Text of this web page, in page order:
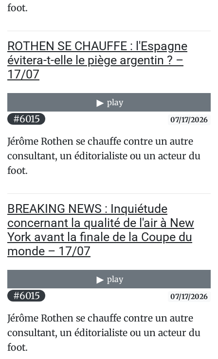
foot.
ROTHEN SE CHAUFFE : l'Espagne
évitera-t-elle le piège argentin ? –
17/07
play
#6015 07/17/2026
Jérôme Rothen se chauffe contre un autre
consultant, un éditorialiste ou un acteur du
foot.
BREAKING NEWS : Inquiétude
concernant la qualité de l'air à New
York avant la finale de la Coupe du
monde – 17/07
play
#6015 07/17/2026
Jérôme Rothen se chauffe contre un autre
consultant, un éditorialiste ou un acteur du
foot.